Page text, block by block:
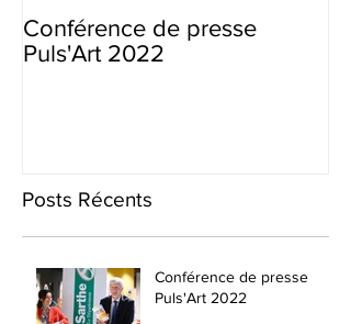
Conférence de presse
Puls'Art 2022
Posts Récents
Conférence de presse
Puls'Art 2022